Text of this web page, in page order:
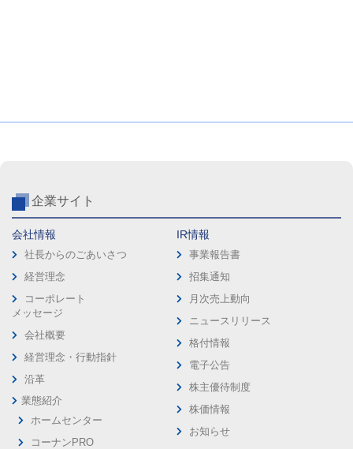
企業サイト
会社情報
社長からのごあいさつ
経営理念
コーポレート
メッセージ
会社概要
経営理念・行動指針
沿革
業態紹介
ホームセンター
コーナンPRO
IR情報
事業報告書
招集通知
月次売上動向
ニュースリリース
格付情報
電子公告
株主優待制度
株価情報
お知らせ